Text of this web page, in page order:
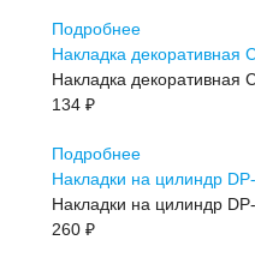
Подробнее
Накладка декоративная
Накладка декоративная
134 ₽
Подробнее
Накладки на цилиндр
Накладки на цилиндр
260 ₽